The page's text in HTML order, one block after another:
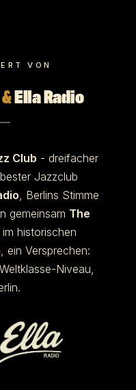
VON
&Ella Radio
Club - dreifacher
Jazzclub
, Berlins Stimme
gemeinsam The
im historischen
ein Versprechen:
Niveau,